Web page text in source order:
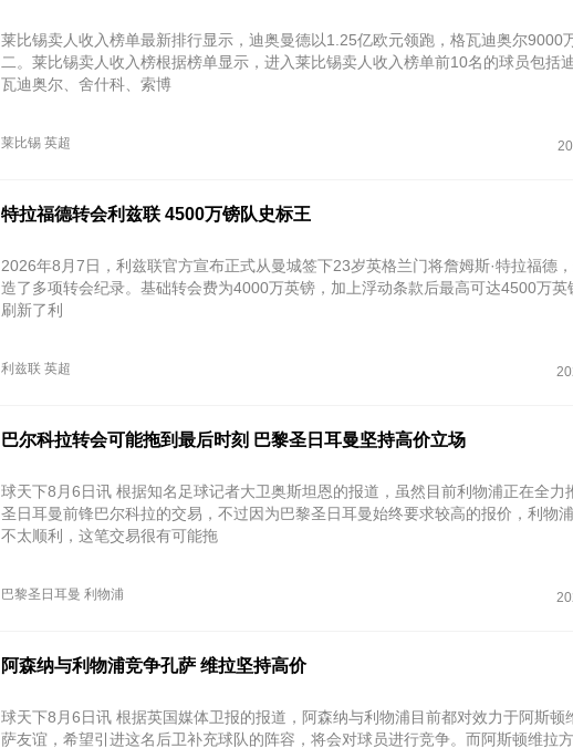
莱比锡卖人收入榜单最新排行显示，迪奥曼德以1.25亿欧元领跑，格瓦迪奥尔9000
二。莱比锡卖人收入榜根据榜单显示，进入莱比锡卖人收入榜单前10名的球员包括
瓦迪奥尔、舍什科、索博
莱比锡 英超
特拉福德转会利兹联 4500万镑队史标王
2026年8月7日，利兹联官方宣布正式从曼城签下23岁英格兰门将詹姆斯·特拉福德
造了多项转会纪录。基础转会费为‌4000万英镑‌，加上浮动条款后最高可达‌4500万英
刷新了利
利兹联 英超
巴尔科拉转会可能拖到最后时刻 巴黎圣日耳曼坚持高价立场
球天下8月6日讯 根据知名足球记者大卫奥斯坦恩的报道，虽然目前利物浦正在全力
圣日耳曼前锋巴尔科拉的交易，不过因为巴黎圣日耳曼始终要求较高的报价，利物
不太顺利，这笔交易很有可能拖
巴黎圣日耳曼 利物浦
阿森纳与利物浦竞争孔萨 维拉坚持高价
球天下8月6日讯 根据英国媒体卫报的报道，阿森纳与利物浦目前都对效力于阿斯顿
萨友谊，希望引进这名后卫补充球队的阵容，将会对球员进行竞争。而阿斯顿维拉